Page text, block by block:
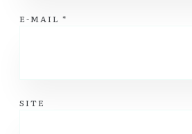
E-MAIL *
SITE